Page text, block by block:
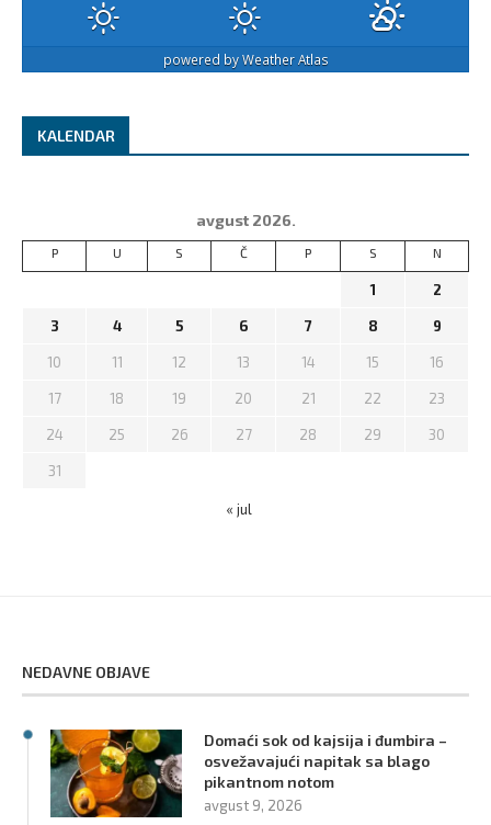
powered byWeather Atlas
KALENDAR
avgust 2026.
P U S Č P S N
1 2
3 4 5 6 7 8 9
10 11 12 13 14 15 16
17 18 19 20 21 22 23
24 25 26 27 28 29 30
31
« jul
NEDAVNE OBJAVE
Domaći sok od kajsija i đumbira –
osvežavajući napitak sa blago
pikantnom notom
avgust 9, 2026